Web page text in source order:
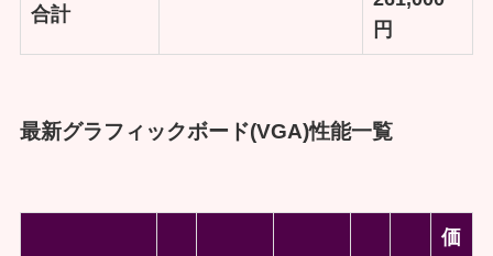
合計
円
最新グラフィックボード(VGA)性能一覧
価